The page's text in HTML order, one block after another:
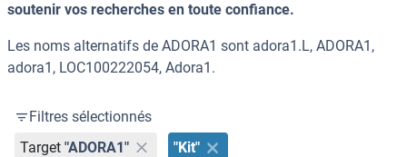
soutenir vos recherches en toute confiance.
Les noms alternatifs de ADORA1 sont adora1.L, ADORA1,
adora1, LOC100222054, Adora1.
Filtres sélectionnés
Target "ADORA1" "Kit"